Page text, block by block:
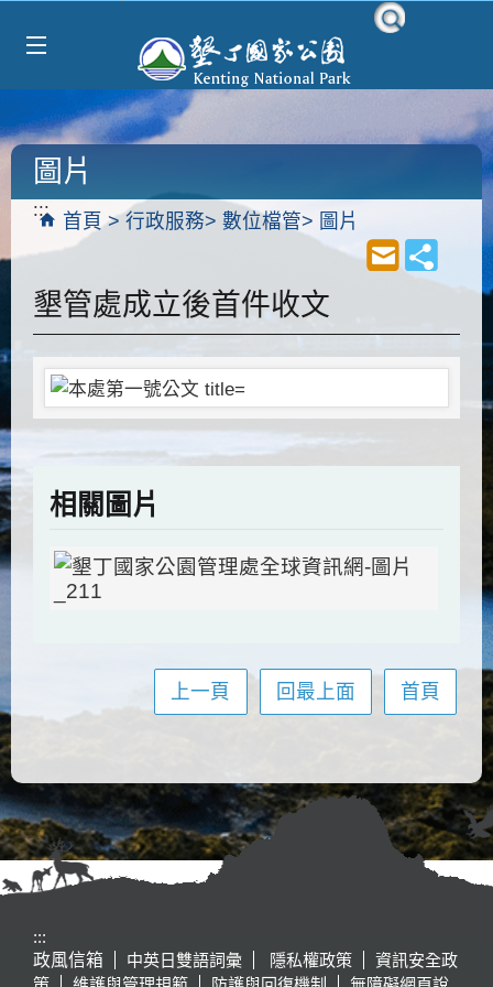
:::
首頁 行政服務 數位檔管 圖片
圖片
墾管處成立後首件收文
相關圖片
上一頁 回最上面 首頁
:::
政風信箱
中英日雙語詞彙 隱私權政策
資訊安全政